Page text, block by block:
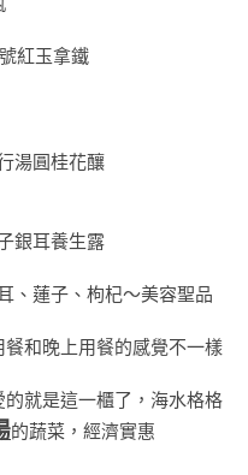
紅玉拿鐵
湯圓桂花釀
銀耳養生露
、蓮子、枸杞～美容聖品
和晚上用餐的感覺不一樣
就是這一櫃了，海水格格
的蔬菜，經濟實惠